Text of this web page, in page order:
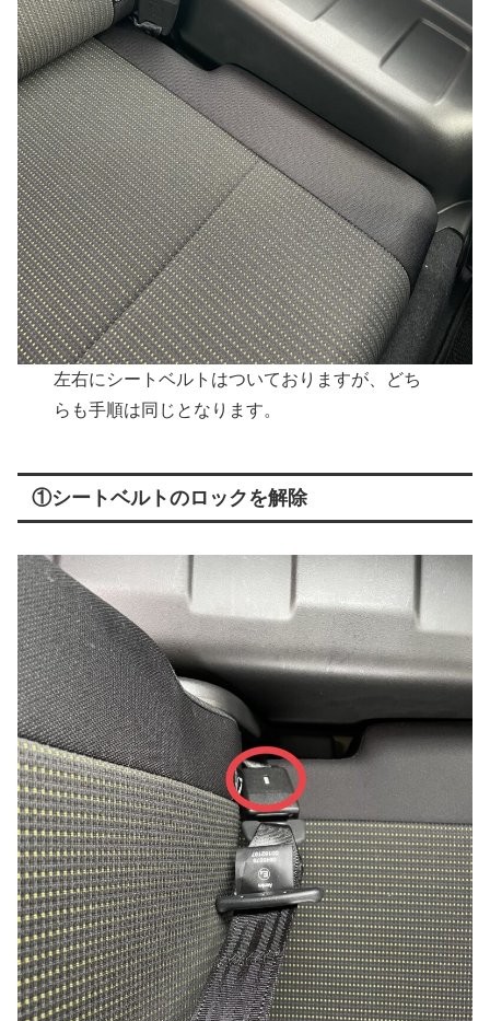
左右にシートベルトはついておりますが、どち
らも手順は同じとなります。
①シートベルトのロックを解除